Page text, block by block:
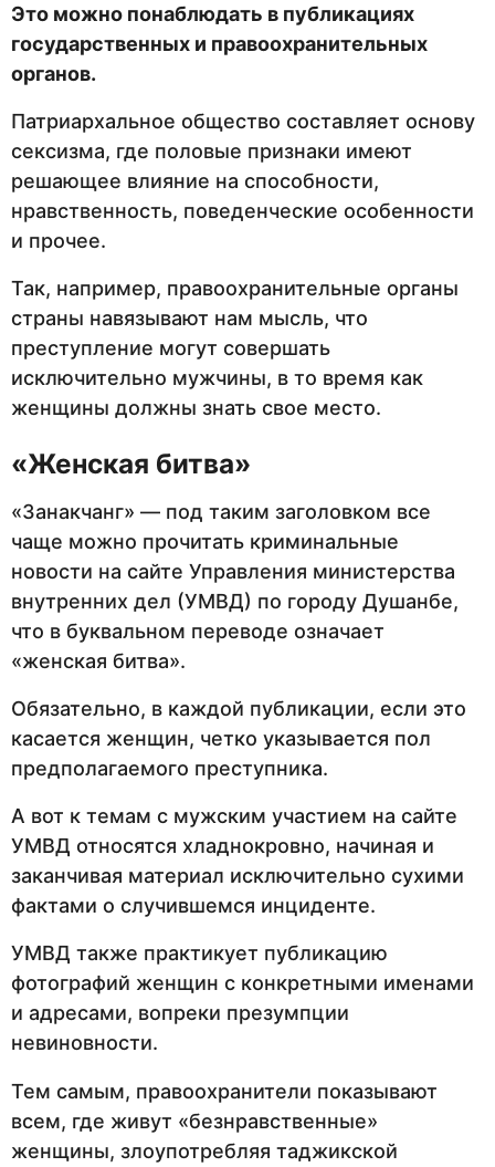
Это можно понаблюдать в публикациях
государственных и правоохранительных
органов.
Патриархальное общество составляет основу
сексизма, где половые признаки имеют
решающее влияние на способности,
нравственность, поведенческие особенности
и прочее.
Так, например, правоохранительные органы
страны навязывают нам мысль, что
преступление могут совершать
исключительно мужчины, в то время как
женщины должны знать свое место.
«Женская битва»
«Занакчанг» — под таким заголовком все
чаще можно прочитать криминальные
новости на сайте Управления министерства
внутренних дел (УМВД) по городу Душанбе,
что в буквальном переводе означает
«женская битва».
Обязательно, в каждой публикации, если это
касается женщин, четко указывается пол
предполагаемого преступника.
А вот к темам с мужским участием на сайте
УМВД относятся хладнокровно, начиная и
заканчивая материал исключительно сухими
фактами о случившемся инциденте.
УМВД также практикует публикацию
фотографий женщин с конкретными именами
и адресами, вопреки презумпции
невиновности.
Тем самым, правоохранители показывают
всем, где живут «безнравственные»
женщины, злоупотребляя таджикской